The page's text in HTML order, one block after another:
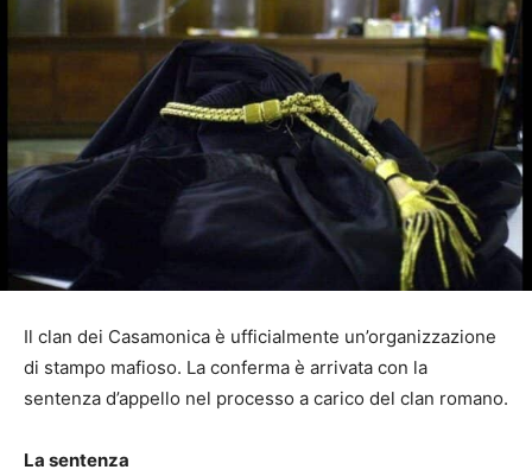
Il clan dei Casamonica è ufficialmente un’organizzazione
di stampo mafioso. La conferma è arrivata con la
sentenza d’appello nel processo a carico del clan romano.
La sentenza